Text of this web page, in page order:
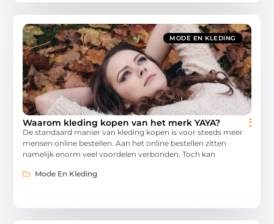
MODE EN KLEDING
Waarom kleding kopen van het merk YAYA?
De standaard manier van kleding kopen is voor steeds meer
mensen online bestellen. Aan het online bestellen zitten
namelijk enorm veel voordelen verbonden. Toch kan
Mode En Kleding